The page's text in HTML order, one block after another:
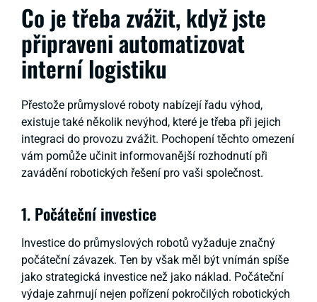
Co je třeba zvážit, když jste
připraveni automatizovat
interní logistiku
Přestože průmyslové roboty nabízejí řadu výhod,
existuje také několik nevýhod, které je třeba při jejich
integraci do provozu zvážit. Pochopení těchto omezení
vám pomůže učinit informovanější rozhodnutí při
zavádění robotických řešení pro vaši společnost.
1. Počáteční investice
Investice do průmyslových robotů vyžaduje značný
počáteční závazek. Ten by však měl být vnímán spíše
jako strategická investice než jako náklad. Počáteční
výdaje zahrnují nejen pořízení pokročilých robotických